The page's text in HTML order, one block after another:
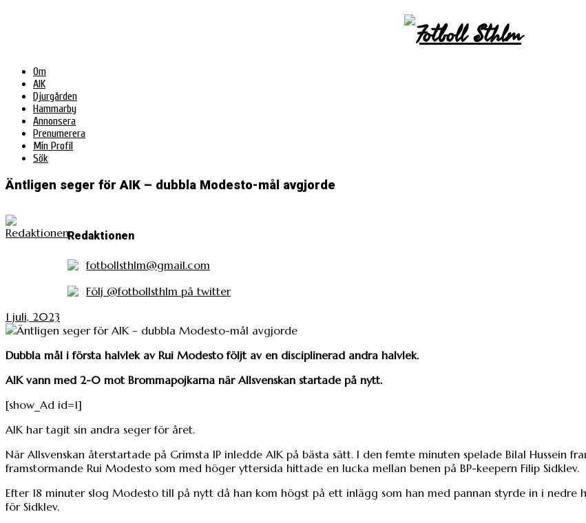
Om
AIK
Djurgården
Hammarby
Annonsera
Prenumerera
Min Profil
Sök
Äntligen seger för AIK – dubbla Modesto-mål avgjorde
Redaktionen
fotbollsthlm@gmail.com
Följ @fotbollsthlm på twitter
1 juli, 2023
Dubbla mål i första halvlek av Rui Modesto följt av en disciplinerad andra halvlek.
AIK vann med 2-0 mot Brommapojkarna när Allsvenskan startade på nytt.
[show_Ad id=1]
AIK har tagit sin andra seger för året.
När Allsvenskan återstartade på Grimsta IP inledde AIK på bästa sätt. I den femte minuten spelade Bilal Hussein
framstormande Rui Modesto som med höger yttersida hittade en lucka mellan benen på BP-keepern Filip Sidklev.
Efter 18 minuter slog Modesto till på nytt då han kom högst på ett inlägg som han med pannan styrde in i nedre
för Sidklev.